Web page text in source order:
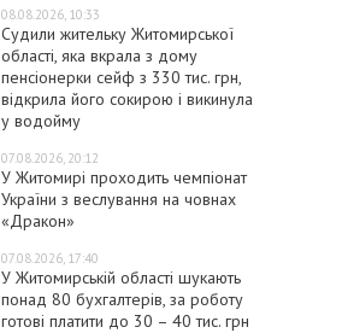
08.08.2026, 10:33
Судили жительку Житомирської
області, яка вкрала з дому
пенсіонерки сейф з 330 тис. грн,
відкрила його сокирою і викинула
у водойму
07.08.2026, 20:12
У Житомирі проходить чемпіонат
України з веслування на човнах
«Дракон»
07.08.2026, 17:40
У Житомирській області шукають
понад 80 бухгалтерів, за роботу
готові платити до 30 – 40 тис. грн